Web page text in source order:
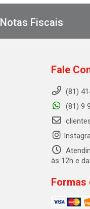
Notas Fiscais
Fale
(81)
(81) 9
às 12h e
Formas